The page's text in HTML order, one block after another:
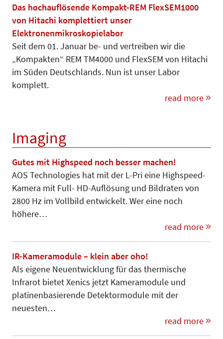
Das hochauflösende Kompakt-REM FlexSEM1000
von Hitachi komplettiert unser
Elektronenmikroskopielabor
Seit dem 01. Januar be- und vertreiben wir die
„Kompakten“ REM TM4000 und FlexSEM von Hitachi
im Süden Deutschlands. Nun ist unser Labor
komplett.
read more
Imaging
Gutes mit Highspeed noch besser machen!
AOS Technologies hat mit der L-Pri eine Highspeed-
Kamera mit Full- HD-Auflösung und Bildraten von
2800 Hz im Vollbild entwickelt. Wer eine noch
höhere…
read more
IR-Kameramodule – klein aber oho!
Als eigene Neuentwicklung für das thermische
Infrarot bietet Xenics jetzt Kameramodule und
platinenbasierende Detektormodule mit der
neuesten…
read more